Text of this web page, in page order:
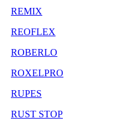
REMIX
REOFLEX
ROBERLO
ROXELPRO
RUPES
RUST STOP